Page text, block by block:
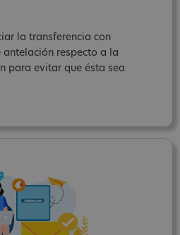
la transferencia con
antelación respecto a la
para evitar que ésta sea